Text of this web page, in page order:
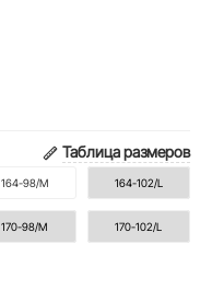
Таблица размеров
164-98/M 164-102/L
170-98/M 170-102/L